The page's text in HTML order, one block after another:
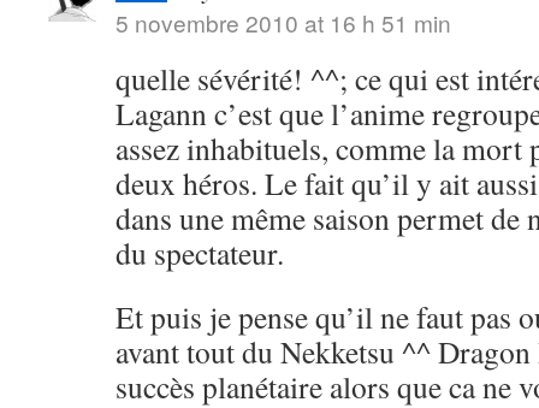
5 novembre 2010 at 16 h 51 min
quelle sévérité! ^^; ce qui est
Lagann c’est que l’anime
assez inhabituels, comme la mort
deux héros. Le fait qu’il y ait
dans une même saison permet de
du spectateur.
Et puis je pense qu’il ne faut pas
avant tout du Nekketsu ^^
succès planétaire alors que ca ne